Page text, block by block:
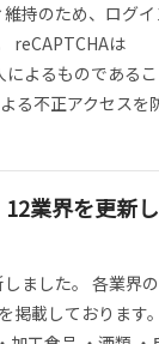
持のため、ログイ
reCAPTCHAは
よるものである
る不正アクセスを
12業界を更新し
ました。 各業界の
載しております。